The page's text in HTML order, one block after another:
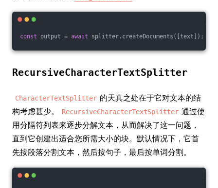
const output = await splitter.createDocuments([text]);
RecursiveCharacterTextSplitter
CharacterTextSplitter 的天真之处在于它对文本的结
构考虑甚少。
RecursiveCharacterTextSplitter 通过使
用分隔符列表来逐步分解文本，从而解决了这一问题，
直到它创建出适合您所需大小的块。默认情况下，它首
先按段落分割文本，然后按句子，最后按单词分割。